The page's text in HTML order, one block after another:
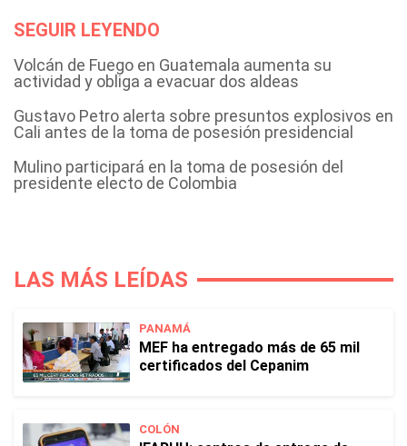
SEGUIR LEYENDO
Volcán de Fuego en Guatemala aumenta su
actividad y obliga a evacuar dos aldeas
Gustavo Petro alerta sobre presuntos explosivos en
Cali antes de la toma de posesión presidencial
Mulino participará en la toma de posesión del
presidente electo de Colombia
LAS MÁS LEÍDAS
PANAMÁ
MEF ha entregado más de 65 mil
certificados del Cepanim
COLÓN